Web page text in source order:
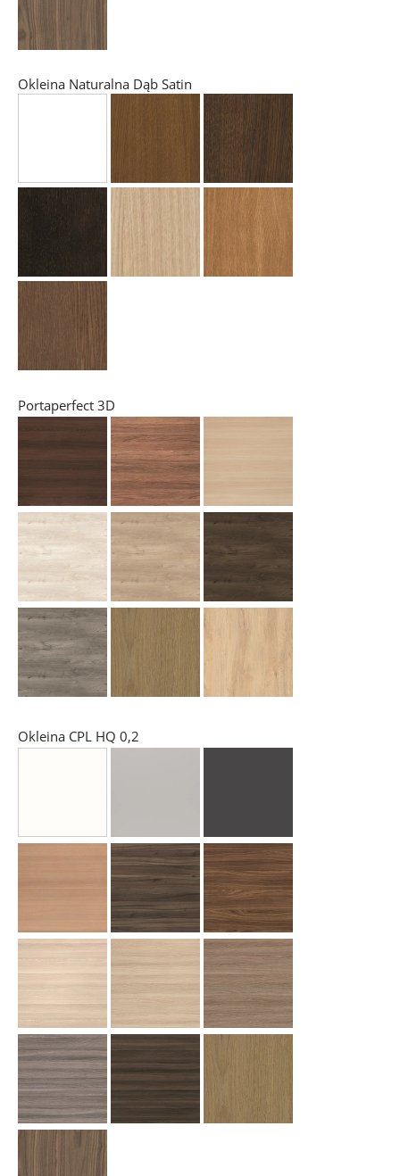
Okleina Naturalna Dąb Satin
Portaperfect 3D
Okleina CPL HQ 0,2